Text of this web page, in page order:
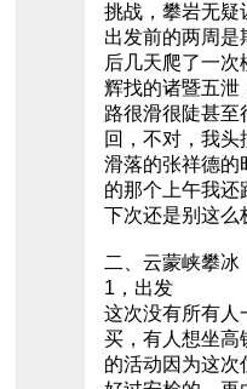
挑战，攀岩无疑
出发前的两周是
后几天爬了一
辉找的诸暨五泄
路很滑很陡甚至
回，不对，我
滑落的张祥德的
的那个上午我还
下次还是别这么
二、云蒙峡攀冰
1，出发
这次没有所有人
买，有人想坐高
的活动因为这次